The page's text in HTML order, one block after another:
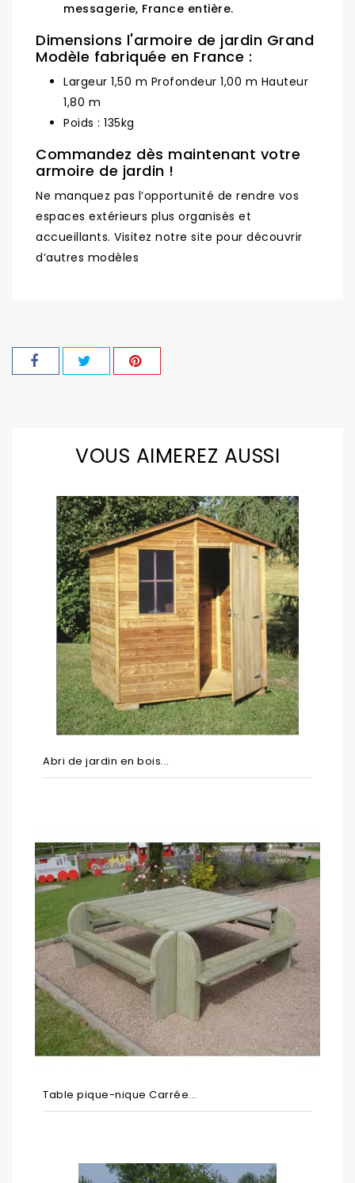
messagerie, France entière.
Dimensions l'armoire de jardin Grand
Modèle fabriquée en France :
Largeur 1,50 m Profondeur 1,00 m Hauteur
1,80 m
Poids : 135kg
Commandez dès maintenant votre
armoire de jardin !
Ne manquez pas l’opportunité de rendre vos
espaces extérieurs plus organisés et
accueillants. Visitez notre site pour découvrir
d’autres modèles
VOUS AIMEREZ AUSSI
Abri de jardin en bois...
Table pique-nique Carrée...